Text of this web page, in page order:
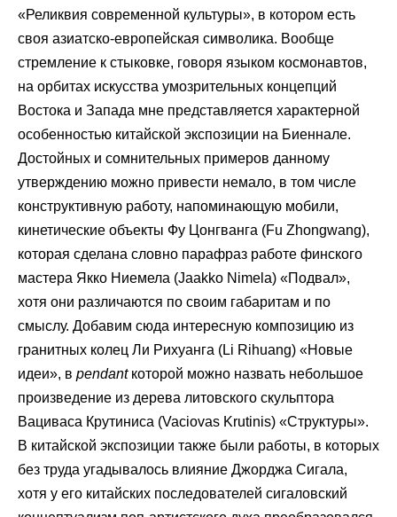
«Реликвия современной культуры», в котором есть
своя азиатско-европейская символика. Вообще
стремление к стыковке, говоря языком космонавтов,
на орбитах искусства умозрительных концепций
Востока и Запада мне представляется характерной
особенностью китайской экспозиции на Биеннале.
Достойных и сомнительных примеров данному
утверждению можно привести немало, в том числе
конструктивную работу, напоминающую мобили,
кинетические объекты Фу Цонгванга (Fu Zhongwang),
которая сделана словно парафраз работе финского
мастера Якко Ниемела (Jaakko Nimela) «Подвал»,
хотя они различаются по своим габаритам и по
смыслу. Добавим сюда интересную композицию из
гранитных колец Ли Рихуанга (Li Rihuang) «Новые
идеи», в pendantкоторой можно назвать небольшое
произведение из дерева литовского скульптора
Вациваса Крутиниса (Vaciovas Krutinis) «Структуры».
В китайской экспозиции также были работы, в которых
без труда угадывалось влияние Джорджа Сигала,
хотя у его китайских последователей сигаловский